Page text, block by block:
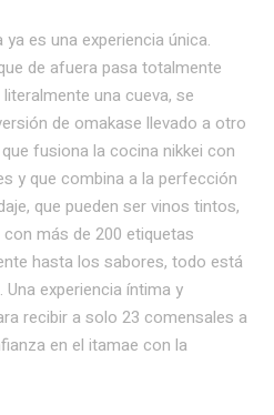
es una experiencia única.
de afuera pasa totalmente
una cueva, se
de omakase llevado a otro
fusiona la cocina nikkei con
y que combina a la perfección
que pueden ser vinos tintos,
más de 200 etiquetas
hasta los sabores, todo está
experiencia íntima y
recibir a solo 23 comensales a
en el itamae con la